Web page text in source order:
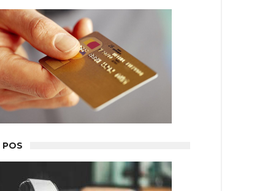
POS